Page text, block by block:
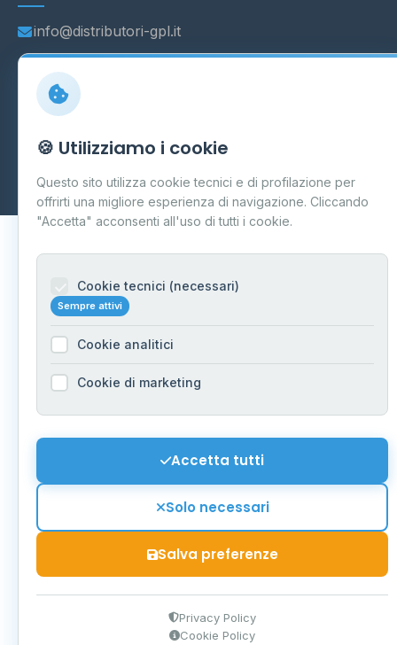
info@distributori-gpl.it
Carpi P.IVA 03859300364
Aggiornamento quotidiano
🍪 Utilizziamo i cookie
Questo sito utilizza cookie tecnici e di profilazione per
offrirti una migliore esperienza di navigazione. Cliccando
"Accetta" acconsenti all'uso di tutti i cookie.
Cookie tecnici (necessari)
Sempre attivi
Cookie analitici
Cookie di marketing
Accetta tutti
Solo necessari
Salva preferenze
Privacy Policy
Cookie Policy